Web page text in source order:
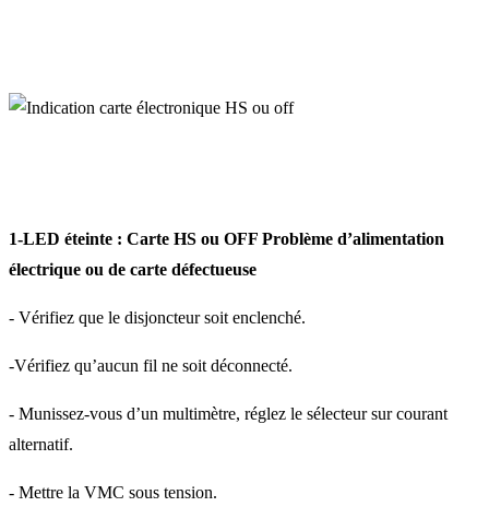
1-LED éteinte : Carte HS ou OFF Problème d’alimentation
électrique ou de carte défectueuse
- Vérifiez que le disjoncteur soit enclenché.
-Vérifiez qu’aucun fil ne soit déconnecté.
- Munissez-vous d’un multimètre, réglez le sélecteur sur courant
alternatif.
- Mettre la VMC sous tension.